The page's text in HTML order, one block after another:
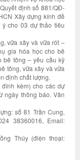
định số 881/QĐ-
Xây dựng kính đề
cho 03 dự thảo tiêu
vữa xây và vữa rót –
gia hóa học cho bê
bê tông – yêu cầu kỹ
tông, vữa xây và vữa
định chất lượng.
kèm) cho các dự
ngày thông báo. Văn
số 81 Trần Cung,
38360016, Email:
Thúy (điện thoại: